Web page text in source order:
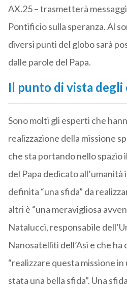
AX.25 – trasmetterà
Pontificio sulla speranza. Al
diversi punti del globo sarà
dalle parole del Papa.
Il punto di vista degli
Sono molti gli esperti che
realizzazione della missione
che sta portando nello spazio
del Papa dedicato all’umanità
definita “una sfida” da
altri è “una meravigliosa
Natalucci, responsabile
Nanosatelliti dell’Asi e che
“realizzare questa missione
stata una bella sfida”. Una